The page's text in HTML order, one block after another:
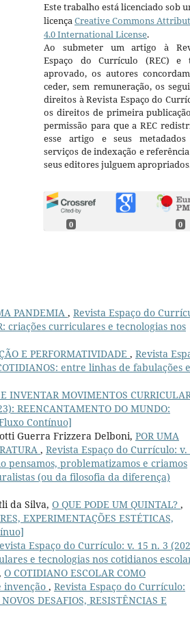
Este trabalho está licenciado sob
licençaCreative Commons
4.0 International License.
Ao submeter um artigo à
Espaço do Currículo (REC) e
aprovado, os autores
ceder, sem remuneração, os
direitos à Revista Espaço do
os direitos de primeira
permissão para que a REC
esse artigo e seus metadados
serviços de indexação e
seus editores julguem
0 0
PANDEMIA , Revista Espaço do
criações curriculares e tecnologias nos
E PERFORMATIVIDADE , Revista
entre linhas de fabulações e
INVENTAR MOVIMENTOS
REENCANTAMENTO DO MUNDO:
Contínuo]
Guerra Frizzera Delboni, POR UMA
, Revista Espaço do Currículo: v.
pensamos, problematizamos e criamos
(ou da filosofia da diferença)
da Silva, O QUE PODE UM QUINTAL? ,
EXPERIMENTAÇÕES ESTÉTICAS,
Espaço do Currículo: v. 15 n. 3
e tecnologias nos cotidianos
O COTIDIANO ESCOLAR COMO
invenção , Revista Espaço do Currículo:
DESAFIOS, RESISTÊNCIAS E